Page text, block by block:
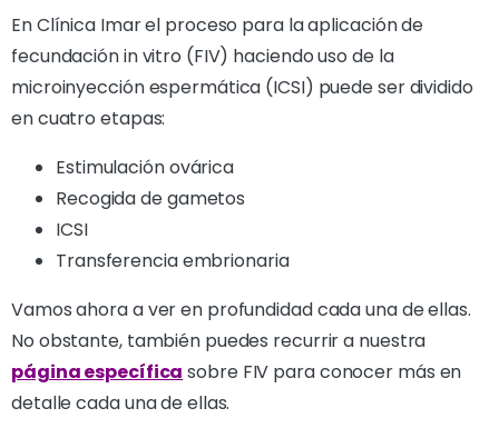
En Clínica Imar el proceso para la aplicación de
fecundación in vitro (FIV) haciendo uso de la
microinyección espermática (ICSI) puede ser dividido
en cuatro etapas:
Estimulación ovárica
Recogida de gametos
ICSI
Transferencia embrionaria
Vamos ahora a ver en profundidad cada una de ellas.
No obstante, también puedes recurrir a nuestra
página específica sobre FIV para conocer más en
detalle cada una de ellas.